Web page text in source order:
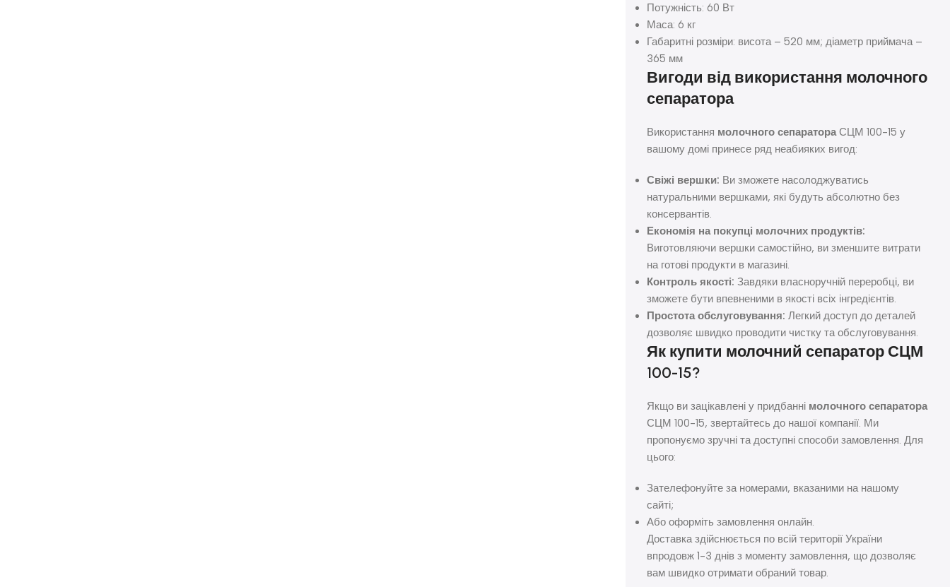
Потужність: 60 Вт
Маса: 6 кг
Габаритні розміри: висота – 520 мм; діаметр приймача –
365 мм
Вигоди від використання молочного
сепаратора
Використання молочного сепаратора СЦМ 100-15 у
вашому домі принесе ряд неабияких вигод:
Свіжі вершки: Ви зможете насолоджуватись
натуральними вершками, які будуть абсолютно без
консервантів.
Економія на покупці молочних продуктів:
Виготовляючи вершки самостійно, ви зменшите витрати
на готові продукти в магазині.
Контроль якості: Завдяки власноручній переробці, ви
зможете бути впевненими в якості всіх інгредієнтів.
Простота обслуговування: Легкий доступ до деталей
дозволяє швидко проводити чистку та обслуговування.
Як купити молочний сепаратор СЦМ
100-15?
Якщо ви зацікавлені у придбанні молочного сепаратора
СЦМ 100-15, звертайтесь до нашої компанії. Ми
пропонуємо зручні та доступні способи замовлення. Для
цього:
Зателефонуйте за номерами, вказаними на нашому
сайті;
Або оформіть замовлення онлайн.
Доставка здійснюється по всій території України
впродовж 1-3 днів з моменту замовлення, що дозволяє
вам швидко отримати обраний товар.